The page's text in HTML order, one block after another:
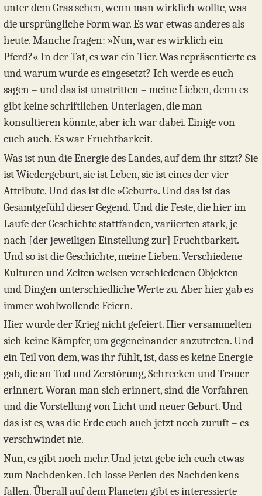
unter dem Gras sehen, wenn man wirklich wollte, was
die ursprüngliche Form war. Es war etwas anderes als
heute. Manche fragen: »Nun, war es wirklich ein
Pferd?« In der Tat, es war ein Tier. Was repräsentierte es
und warum wurde es eingesetzt? Ich werde es euch
sagen – und das ist umstritten – meine Lieben, denn es
gibt keine schriftlichen Unterlagen, die man
konsultieren könnte, aber ich war dabei. Einige von
euch auch. Es war Fruchtbarkeit.
Was ist nun die Energie des Landes, auf dem ihr sitzt? Sie
ist Wiedergeburt, sie ist Leben, sie ist eines der vier
Attribute. Und das ist die »Geburt«. Und das ist das
Gesamtgefühl dieser Gegend. Und die Feste, die hier im
Laufe der Geschichte stattfanden, variierten stark, je
nach [der jeweiligen Einstellung zur] Fruchtbarkeit.
Und so ist die Geschichte, meine Lieben. Verschiedene
Kulturen und Zeiten weisen verschiedenen Objekten
und Dingen unterschiedliche Werte zu. Aber hier gab es
immer wohlwollende Feiern.
Hier wurde der Krieg nicht gefeiert. Hier versammelten
sich keine Kämpfer, um gegeneinander anzutreten. Und
ein Teil von dem, was ihr fühlt, ist, dass es keine Energie
gab, die an Tod und Zerstörung, Schrecken und Trauer
erinnert. Woran man sich erinnert, sind die Vorfahren
und die Vorstellung von Licht und neuer Geburt. Und
das ist es, was die Erde euch auch jetzt noch zuruft – es
verschwindet nie.
Nun, es gibt noch mehr. Und jetzt gebe ich euch etwas
zum Nachdenken. Ich lasse Perlen des Nachdenkens
fallen. Überall auf dem Planeten gibt es interessierte